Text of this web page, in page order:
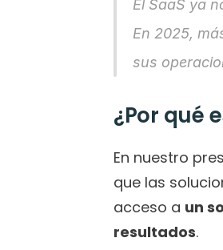
El SaaS ya
En 2025,
sus
¿Por qué
En nuestro
que las
acceso a un
resultados.